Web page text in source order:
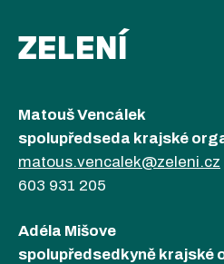
ZELENÍ
Matouš Vencálek
spolupředseda krajské
matous.vencalek@zeleni.cz
603 931 205
Adéla Mišove
spolupředsedkyně krajské